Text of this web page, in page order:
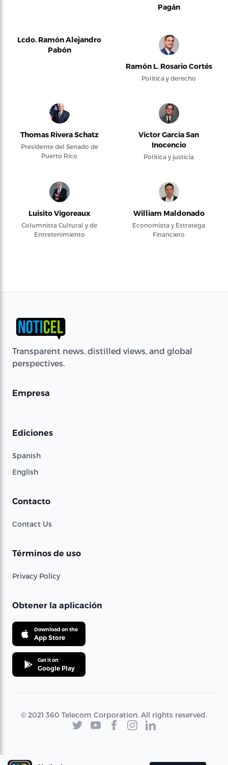
Pagán
Lcdo. Ramón Alejandro
Pabón
Ramón L. Rosario Cortés
Política y derecho
Thomas Rivera Schatz
Presidente del Senado de
Puerto Rico
Víctor García San
Inocencio
Política y justicia
Luisito Vigoreaux
Columnista Cultural y de
Entretenimiento
William Maldonado
Economista y Estratega
Financiero
Transparent news, distilled views, and global
perspectives.
Empresa
Ediciones
Spanish
English
Contacto
Contact Us
Términos de uso
Privacy Policy
Obtener la aplicación
Download on the
App Store
Get it on
Google Play
© 2021 360 Telecom Corporation. All rights reserved.